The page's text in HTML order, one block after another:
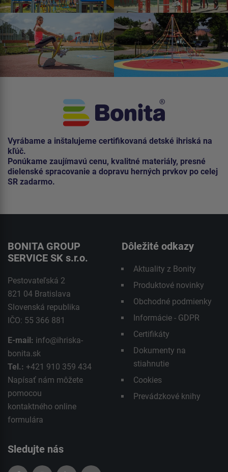
Vyrábame a inštalujeme certifikovaná detské ihriská na
kľúč.
Ponúkame zaujímavú cenu, kvalitné materiály, presné
dielenské spracovanie a dopravu herných prvkov po celej
SR zadarmo.
BONITA GROUP
SERVICE SK s.r.o.
Pestovateľská 2
821 04 Bratislava
Slovenská republika
IČO: 55 366 881
E-mail: info@ihriska-
bonita.sk
Tel.: +421 910 359 434
Napísať nám môžete
pomocou
kontaktného online
formulára
Dôležité odkazy
Aktuality z Bonity
Produktové novinky
Obchodné podmienky
Informácie - GDPR
Certifikáty
Dokumenty na
stiahnutie
Cookies
Prevádzkové knihy
Sledujte nás